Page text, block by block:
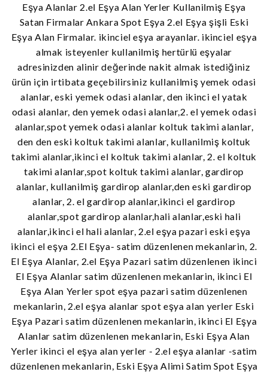
Eşya Alanlar 2.el Eşya Alan Yerler Kullanilmiş Eşya
Satan Firmalar Ankara Spot Eşya 2.el Eşya şişli Eski
Eşya Alan Firmalar. ikinciel eşya arayanlar. ikinciel eşya
almak isteyenler kullanilmiş hertürlü eşyalar
adresinizden alinir değerinde nakit almak istediğiniz
ürün için irtibata geçebilirsiniz kullanilmiş yemek odasi
alanlar, eski yemek odasi alanlar, den ikinci el yatak
odasi alanlar, den yemek odasi alanlar,2. el yemek odasi
alanlar,spot yemek odasi alanlar koltuk takimi alanlar,
den den eski koltuk takimi alanlar, kullanilmiş koltuk
takimi alanlar,ikinci el koltuk takimi alanlar, 2. el koltuk
takimi alanlar,spot koltuk takimi alanlar, gardirop
alanlar, kullanilmiş gardirop alanlar,den eski gardirop
alanlar, 2. el gardirop alanlar,ikinci el gardirop
alanlar,spot gardirop alanlar,hali alanlar,eski hali
alanlar,ikinci el hali alanlar, 2.el eşya pazari eski eşya
ikinci el eşya 2.El Eşya- satim düzenlenen mekanlarin, 2.
El Eşya Alanlar, 2.el Eşya Pazari satim düzenlenen ikinci
El Eşya Alanlar satim düzenlenen mekanlarin, ikinci El
Eşya Alan Yerler spot eşya pazari satim düzenlenen
mekanlarin, 2.el eşya alanlar spot eşya alan yerler Eski
Eşya Pazari satim düzenlenen mekanlarin, ikinci El Eşya
Alanlar satim düzenlenen mekanlarin, Eski Eşya Alan
Yerler ikinci el eşya alan yerler - 2.el eşya alanlar -satim
düzenlenen mekanlarin, Eski Eşya Alimi Satim Spot Eşya